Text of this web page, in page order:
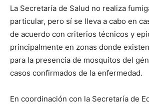
La Secretaría de Salud no realiza
particular, pero sí se lleva a cabo en
de acuerdo con criterios técnicos y
principalmente en zonas donde
para la presencia de mosquitos del
casos confirmados de la enfermedad.
En coordinación con la Secretaría de